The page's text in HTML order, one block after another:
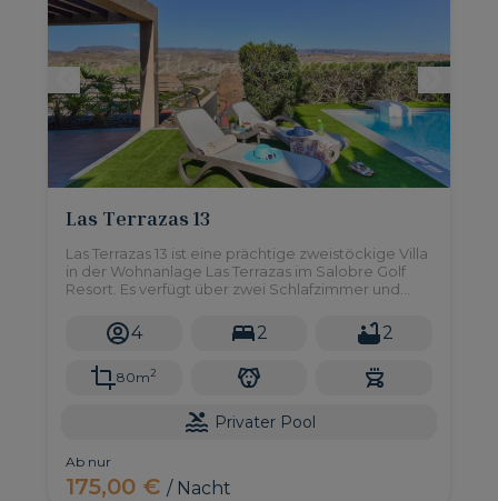
Las Terrazas 13
Las Terrazas 13 ist eine prächtige zweistöckige Villa
in der Wohnanlage Las Terrazas im Salobre Golf
Resort. Es verfügt über zwei Schlafzimmer und
4 2 2
80m2
Privater Pool
Ab nur
175,00 €/ Nacht